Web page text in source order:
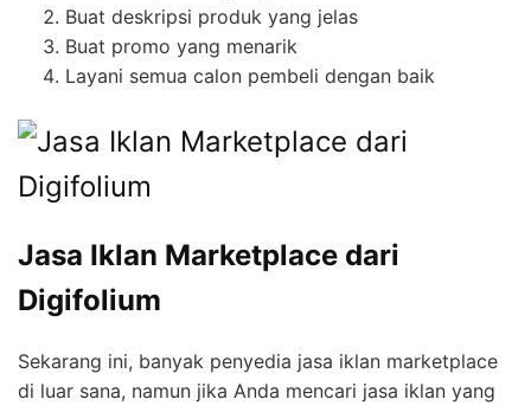
Buat deskripsi produk yang jelas
Buat promo yang menarik
Layani semua calon pembeli dengan baik
Jasa Iklan Marketplace dari
Digifolium
Sekarang ini, banyak penyedia jasa iklan marketplace
di luar sana, namun jika Anda mencari jasa iklan yang